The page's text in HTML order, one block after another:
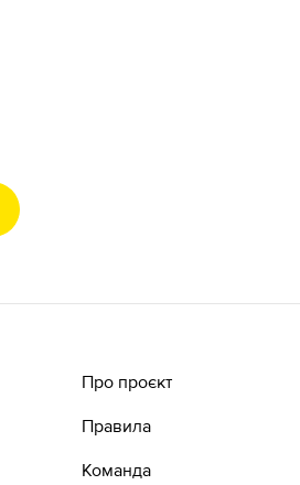
Про проєкт
Правила
Команда